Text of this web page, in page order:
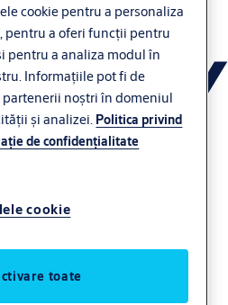
cookie pentru a personaliza
pentru a oferi funcții pentru
pentru a analiza modul în
Informațiile pot fi de
noștri în domeniul
și analizei. Politica privind
de confidenţialitate
cookie
toate